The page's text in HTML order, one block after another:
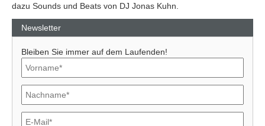
dazu Sounds und Beats von DJ Jonas Kuhn.
Newsletter
Bleiben Sie immer auf dem Laufenden!